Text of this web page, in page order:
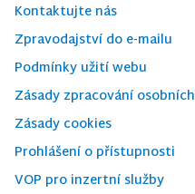
Kontaktujte nás
Zpravodajství do e-mailu
Podmínky užití webu
Zásady zpracování
Zásady cookies
Prohlášení o přístupnosti
VOP pro inzertní služby